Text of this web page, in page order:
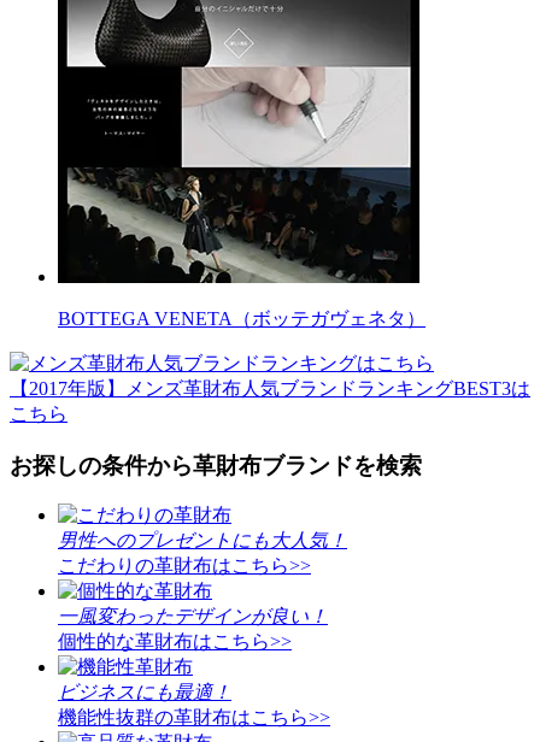
BOTTEGA VENETA（ボッテガヴェネタ）
【2017年版】メンズ革財布人気ブランドランキングBEST3は
こちら
お探しの条件から革財布ブランドを検索
男性へのプレゼントにも大人気！
こだわりの革財布はこちら>>
一風変わったデザインが良い！
個性的な革財布はこちら>>
ビジネスにも最適！
機能性抜群の革財布はこちら>>